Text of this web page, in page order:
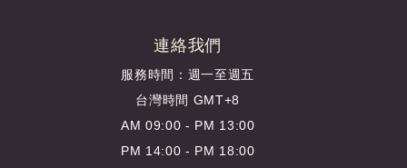
連絡我們
服務時間：週一至週五
台灣時間 GMT+8
AM 09:00 - PM 13:00
PM 14:00 - PM 18:00